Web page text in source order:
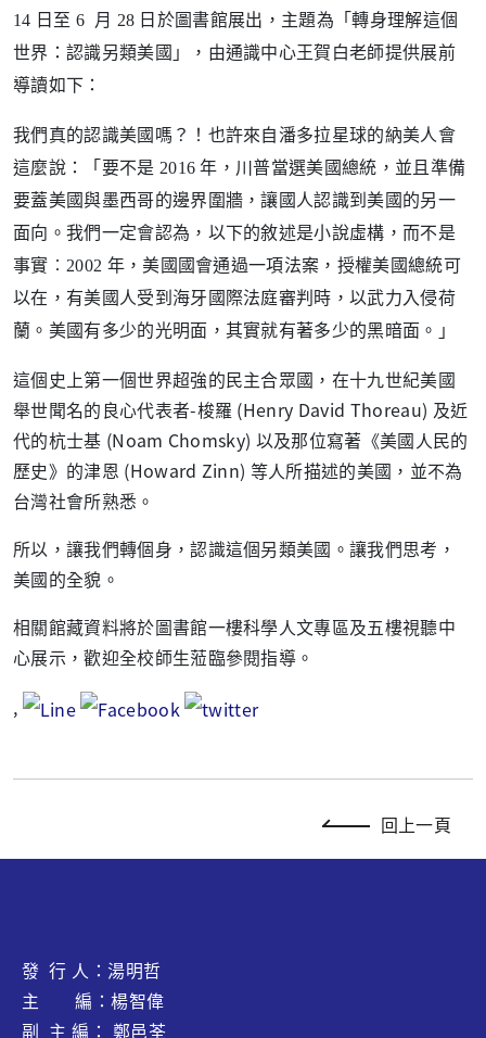
14 日至 6 月 28 日於圖書館展出，主題為「轉身理解這個
世界：認識另類美國」，由通識中心王賀白老師提供展前
導讀如下：
我們真的認識美國嗎？！也許來自潘多拉星球的納美人會
這麼說：「要不是 2016 年，川普當選美國總統，並且準備
要蓋美國與墨西哥的邊界圍牆，讓國人認識到美國的另一
面向。我們一定會認為，以下的敘述是小說虛構，而不是
事實︰2002 年，美國國會通過一項法案，授權美國總統可
以在，有美國人受到海牙國際法庭審判時，以武力入侵荷
蘭。美國有多少的光明面，其實就有著多少的黑暗面。」
這個史上第一個世界超強的民主合眾國，在十九世紀美國
舉世聞名的良心代表者-梭羅 (Henry David Thoreau) 及近
代的杭士基 (Noam Chomsky) 以及那位寫著《美國人民的
歷史》的津恩 (Howard Zinn) 等人所描述的美國，並不為
台灣社會所熟悉。
所以，讓我們轉個身，認識這個另類美國。讓我們思考，
美國的全貌。
相關館藏資料將於圖書館一樓科學人文專區及五樓視聽中
心展示，歡迎全校師生蒞臨參閱指導。
,
回上一頁
發 行 人：湯明哲
主 編：楊智偉
副 主 編： 鄭邑荃